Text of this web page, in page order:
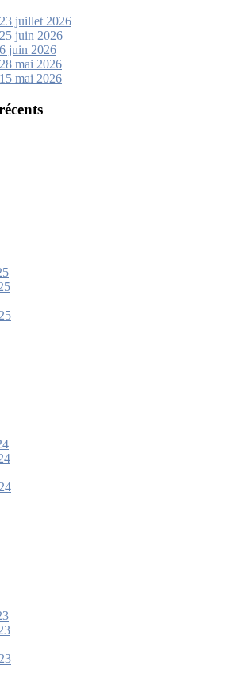
juillet 2026
juin 2026
juin 2026
mai 2026
mai 2026